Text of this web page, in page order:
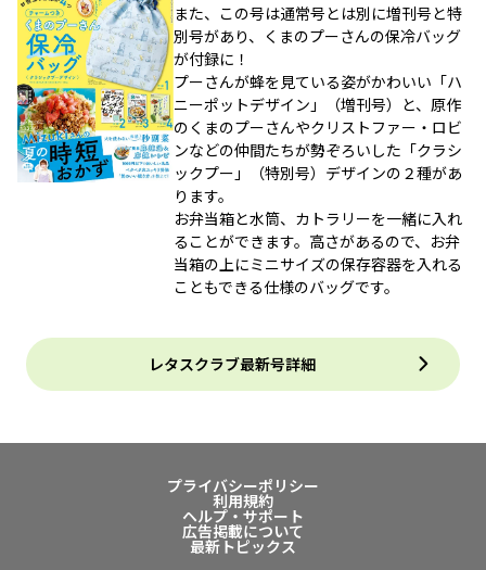
また、この号は通常号とは別に増刊号と特
別号があり、くまのプーさんの保冷バッグ
が付録に！
プーさんが蜂を見ている姿がかわいい「ハ
ニーポットデザイン」（増刊号）と、原作
のくまのプーさんやクリストファー・ロビ
ンなどの仲間たちが勢ぞろいした「クラシ
ックプー」（特別号）デザインの２種があ
ります。
お弁当箱と水筒、カトラリーを一緒に入れ
ることができます。高さがあるので、お弁
当箱の上にミニサイズの保存容器を入れる
こともできる仕様のバッグです。
レタスクラブ最新号詳細
プライバシーポリシー
利用規約
ヘルプ・サポート
広告掲載について
最新トピックス